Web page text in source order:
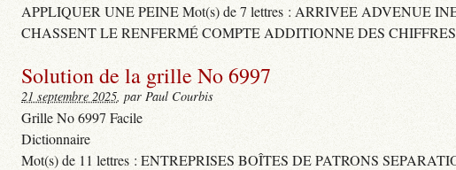
APPLIQUER UNE PEINE Mot(s) de 7 lettres : ARRIVEE ADVENUE
CHASSENT LE RENFERMÉ COMPTE ADDITIONNE DES
Solution de la grille No 6997
21 septembre 2025, par Paul Courbis
Grille No 6997 Facile
Dictionnaire
Mot(s) de 11 lettres : ENTREPRISES BOÎTES DE PATRONS